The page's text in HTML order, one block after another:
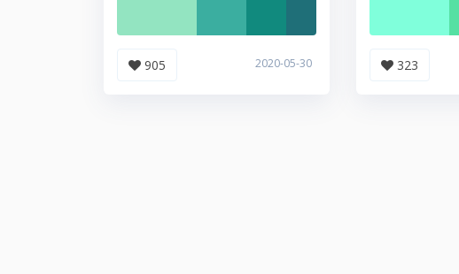
905 2020-05-30 323